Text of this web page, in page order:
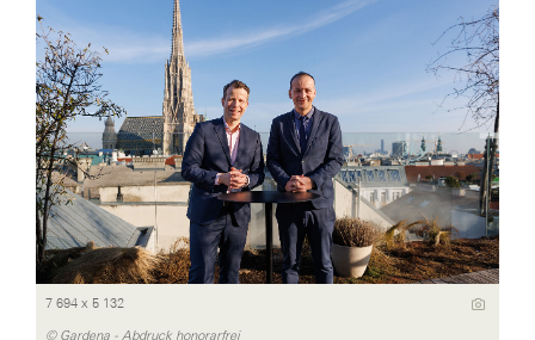
7 694 x 5 132
© Gardena - Abdruck honorarfrei